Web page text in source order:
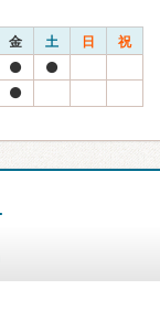
金 土 日 祝